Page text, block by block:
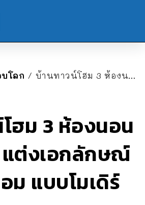
บโลก / บ้านทาวน์โฮม 3 ห้องนอน 2 ห้องน้ำ แต่งเอกลักษณ์ทรงกระท่อม แบบโมเดิร์นร่วมสมัย
ฮม 3 ห้องนอน
แต่งเอกลักษณ์
ม แบบโมเดิร์